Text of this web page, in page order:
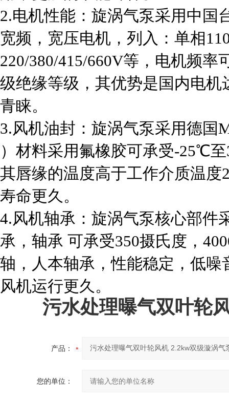
2.电机性能：旋涡气泵采用中国
宽频，宽压电机，列入：单相
220/380/415/660V等，电机频率
级绝缘等级，其优势是国内电
青睐。
3.风机油封：旋涡气泵采用德国
）材料采用氟橡胶可承受-25℃
其唇缘的温度高于工作介质温
寿命更久。
4.风机轴承：旋涡气泵核心部件
承，轴承 可承受350摄氏度，
轴，人本轴承，性能稳定，低
风机运行更久。
污水处理曝气双叶轮
产品：
您的单位：